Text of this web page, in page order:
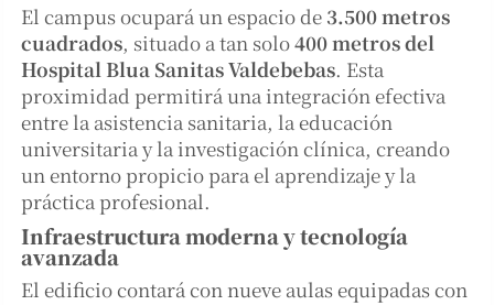
El campus ocupará un espacio de 3.500 metros
cuadrados, situado a tan solo400 metros del
Hospital Blua Sanitas Valdebebas. Esta
proximidad permitirá una integración efectiva
entre la asistencia sanitaria, la educación
universitaria y la investigación clínica, creando
un entorno propicio para el aprendizaje y la
práctica profesional.
Infraestructura moderna y tecnología
avanzada
El edificio contará con nueve aulas equipadas con